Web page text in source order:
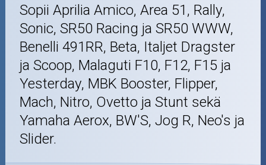
Sopii Aprilia Amico, Area 51, Rally,
Sonic, SR50 Racing ja SR50 WWW,
Benelli 491RR, Beta, Italjet Dragster
ja Scoop, Malaguti F10, F12, F15 ja
Yesterday, MBK Booster, Flipper,
Mach, Nitro, Ovetto ja Stunt sekä
Yamaha Aerox, BW'S, Jog R, Neo's ja
Slider.